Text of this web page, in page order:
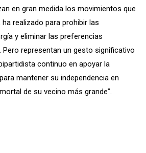
en gran medida los movimientos que
realizado para prohibir las
y eliminar las preferencias
Pero representan un gesto significativo
continuo en apoyar la
mantener su independencia en
de su vecino más grande”.